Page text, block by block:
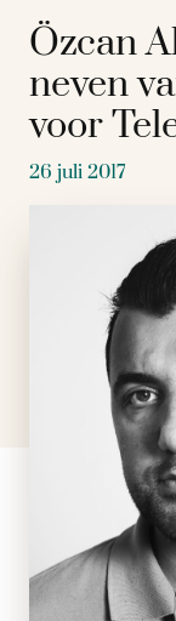
Özcan
neven
voor
26 juli 2017